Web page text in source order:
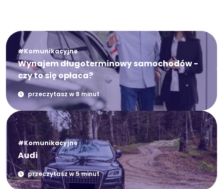
#Komunikacyjne
Wynajem długoterminowy samochodów -
czy to się opłaca?
przeczytasz w 8 minut
#Komunikacyjne
Audi
przeczytasz w 5 minut